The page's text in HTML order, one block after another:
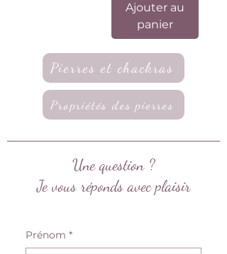
Ajouter au
panier
Pierres et chackras
Propriétés des pierres
Une question ?
Je vous réponds avec plaisir
Prénom *